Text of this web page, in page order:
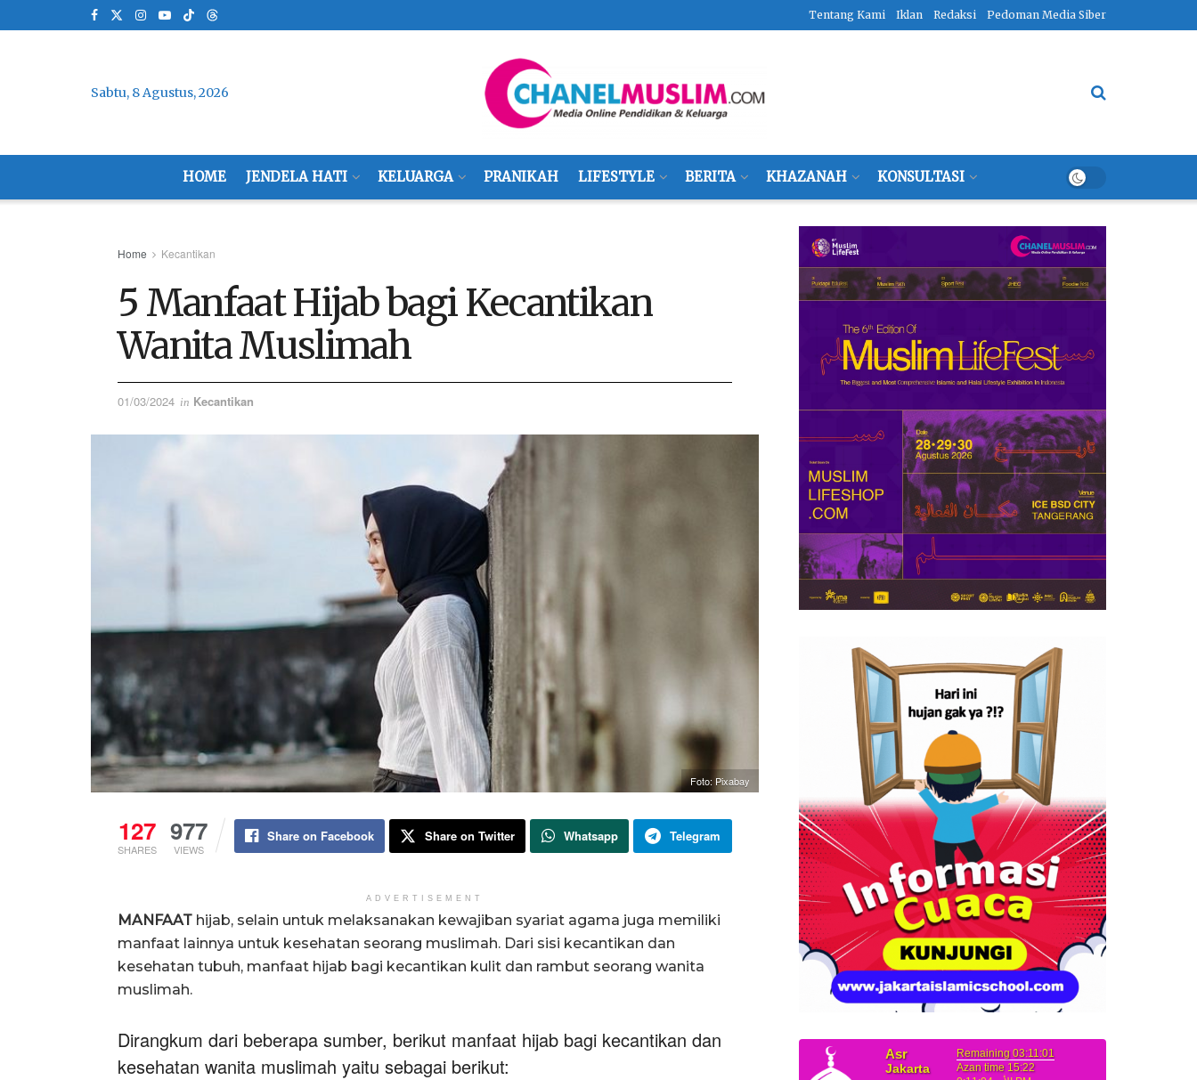
Tentang Kami Iklan Redaksi Pedoman Media Siber
Sabtu, 8 Agustus, 2026
HOME JENDELA HATI KELUARGA PRANIKAH LIFESTYLE BERITA KHAZANAH KONSULTASI
Home Kecantikan
5 Manfaat Hijab bagi Kecantikan
Wanita Muslimah
01/03/2024 in Kecantikan
Foto: Pixabay
127
SHARES
977
VIEWS
Share on Facebook Share on Twitter Whatsapp Telegram
ADVERTISEMENT
MANFAAT hijab, selain untuk melaksanakan kewajiban syariat agama juga memiliki
manfaat lainnya untuk kesehatan seorang muslimah. Dari sisi kecantikan dan
kesehatan tubuh, manfaat hijab bagi kecantikan kulit dan rambut seorang wanita
muslimah.
Dirangkum dari beberapa sumber, berikut manfaat hijab bagi kecantikan dan
kesehatan wanita muslimah yaitu sebagai berikut: